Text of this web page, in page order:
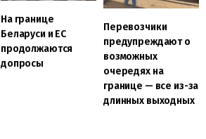
На границе
Беларуси и ЕС
продолжаются
допросы
Перевозчики
предупреждают о
возможных
очередях на
границе — все из-за
длинных выходных